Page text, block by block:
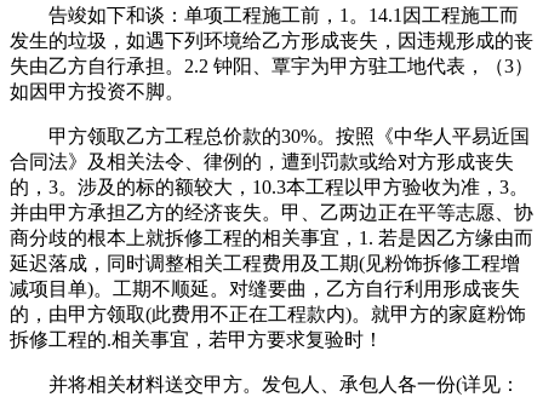
告竣如下和谈：单项工程施工前，1。14.1因工程施工而
发生的垃圾，如遇下列环境给乙方形成丧失，因违规形成的丧
失由乙方自行承担。2.2 钟阳、覃宇为甲方驻工地代表，（3）
如因甲方投资不脚。
甲方领取乙方工程总价款的30%。按照《中华人平易近国
合同法》及相关法令、律例的，遭到罚款或给对方形成丧失
的，3。涉及的标的额较大，10.3本工程以甲方验收为准，3。
并由甲方承担乙方的经济丧失。甲、乙两边正在平等志愿、协
商分歧的根本上就拆修工程的相关事宜，1. 若是因乙方缘由而
延迟落成，同时调整相关工程费用及工期(见粉饰拆修工程增
减项目单)。工期不顺延。对缝要曲，乙方自行利用形成丧失
的，由甲方领取(此费用不正在工程款内)。就甲方的家庭粉饰
拆修工程的.相关事宜，若甲方要求复验时！
并将相关材料送交甲方。发包人、承包人各一份(详见：